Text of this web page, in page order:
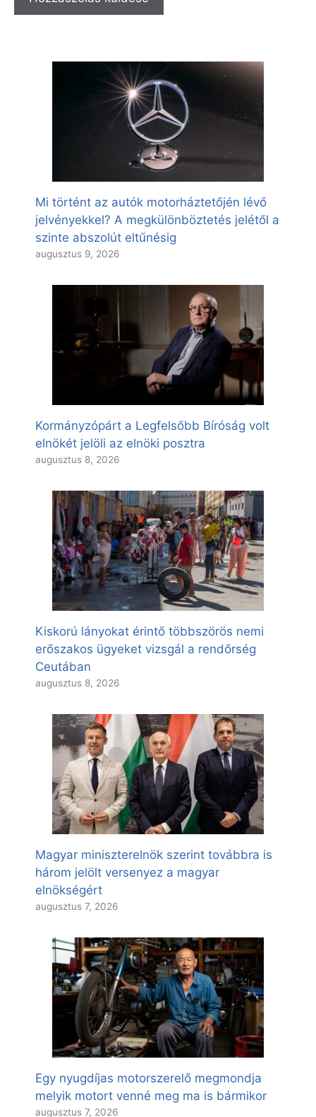
Mi történt az autók motorháztetőjén lévő
jelvényekkel? A megkülönböztetés jelétől a
szinte abszolút eltűnésig
augusztus 9, 2026
Kormányzópárt a Legfelsőbb Bíróság volt
elnökét jelöli az elnöki posztra
augusztus 8, 2026
Kiskorú lányokat érintő többszörös nemi
erőszakos ügyeket vizsgál a rendőrség
Ceutában
augusztus 8, 2026
Magyar miniszterelnök szerint továbbra is
három jelölt versenyez a magyar
elnökségért
augusztus 7, 2026
Egy nyugdíjas motorszerelő megmondja
melyik motort venné meg ma is bármikor
augusztus 7, 2026